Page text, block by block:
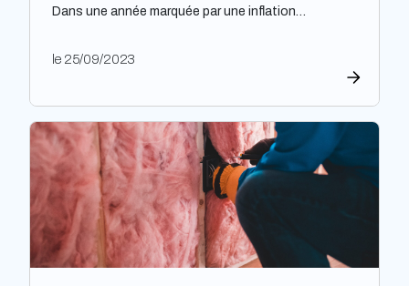
Dans une année marquée par une inflation
une inflation hors-norme, les entreprises ont mis la
Expectra dans son 21ème baromètre, évoquant une
progression […]
le 25/09/2023